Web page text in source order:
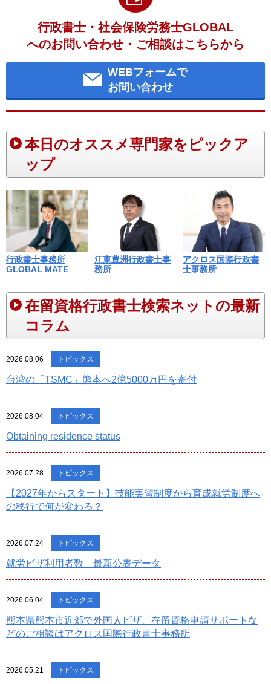
行政書士・社会保険労務士GLOBAL
へのお問い合わせ・ご相談はこちらから
WEBフォームで
お問い合わせ
本日のオススメ専門家をピックア
ップ
行政書士事務所
GLOBAL MATE
江東豊洲行政書士事
務所
アクロス国際行政書
士事務所
在留資格行政書士検索ネットの最新
コラム
2026.08.06 トピックス
台湾の「TSMC」熊本へ2億5000万円を寄付
2026.08.04 トピックス
Obtaining residence status
2026.07.28 トピックス
【2027年からスタート】技能実習制度から育成就労制度へ
の移行で何が変わる？
2026.07.24 トピックス
就労ビザ利用者数 最新公表データ
2026.06.04 トピックス
熊本県熊本市近郊で外国人ビザ、在留資格申請サポートな
どのご相談はアクロス国際行政書士事務所
2026.05.21 トピックス